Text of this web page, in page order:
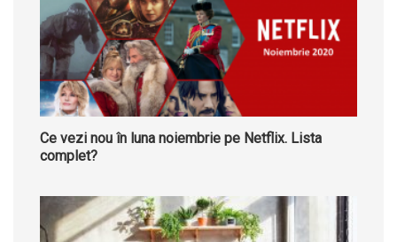
Ce vezi nou în luna noiembrie pe Netflix. Lista
complet?